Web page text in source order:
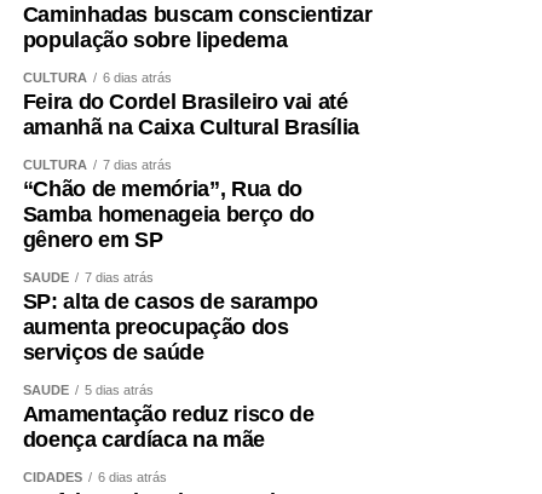
Caminhadas buscam conscientizar
população sobre lipedema
CULTURA 6 dias atrás
Feira do Cordel Brasileiro vai até
amanhã na Caixa Cultural Brasília
CULTURA 7 dias atrás
“Chão de memória”, Rua do
Samba homenageia berço do
gênero em SP
SAÚDE 7 dias atrás
SP: alta de casos de sarampo
aumenta preocupação dos
serviços de saúde
SAÚDE 5 dias atrás
Amamentação reduz risco de
doença cardíaca na mãe
CIDADES 6 dias atrás